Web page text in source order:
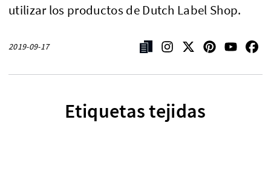
utilizar los productos de Dutch Label Shop.
2019-09-17
Etiquetas tejidas